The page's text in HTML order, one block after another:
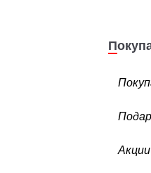
Акции